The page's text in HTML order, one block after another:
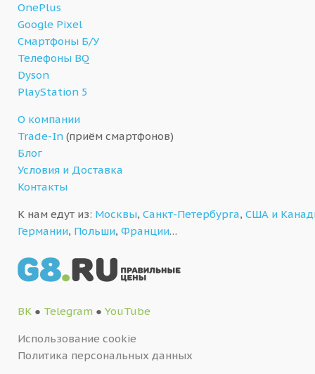
OnePlus
Google Pixel
Смартфоны Б/У
Телефоны BQ
Dyson
PlayStation 5
О компании
Trade-In (приём смартфонов)
Блог
Условия и Доставка
Контакты
К нам едут из: Москвы, Санкт-Петербурга, США и
Германии, Польши, Франции…
ВК ● Telegram ● YouTube
Использование cookie
Политика персональных данных